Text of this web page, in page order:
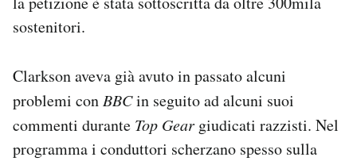
sostenitori.
Clarkson aveva già avuto in passato alcuni
problemi con BBCin seguito ad alcuni suoi
commenti durante Top Gear giudicati razzisti. Nel
programma i conduttori scherzano spesso sulla